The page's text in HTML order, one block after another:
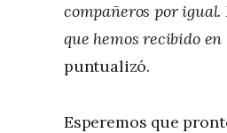
compañeros por
que hemos recibido
puntualizó.
Esperemos que